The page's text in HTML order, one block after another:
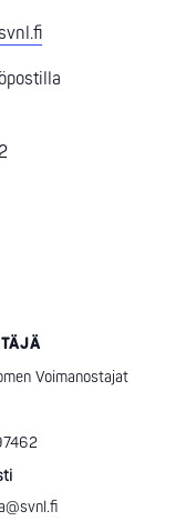
Voimanostajat